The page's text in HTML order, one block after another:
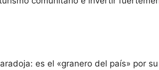
es el «granero del país» por